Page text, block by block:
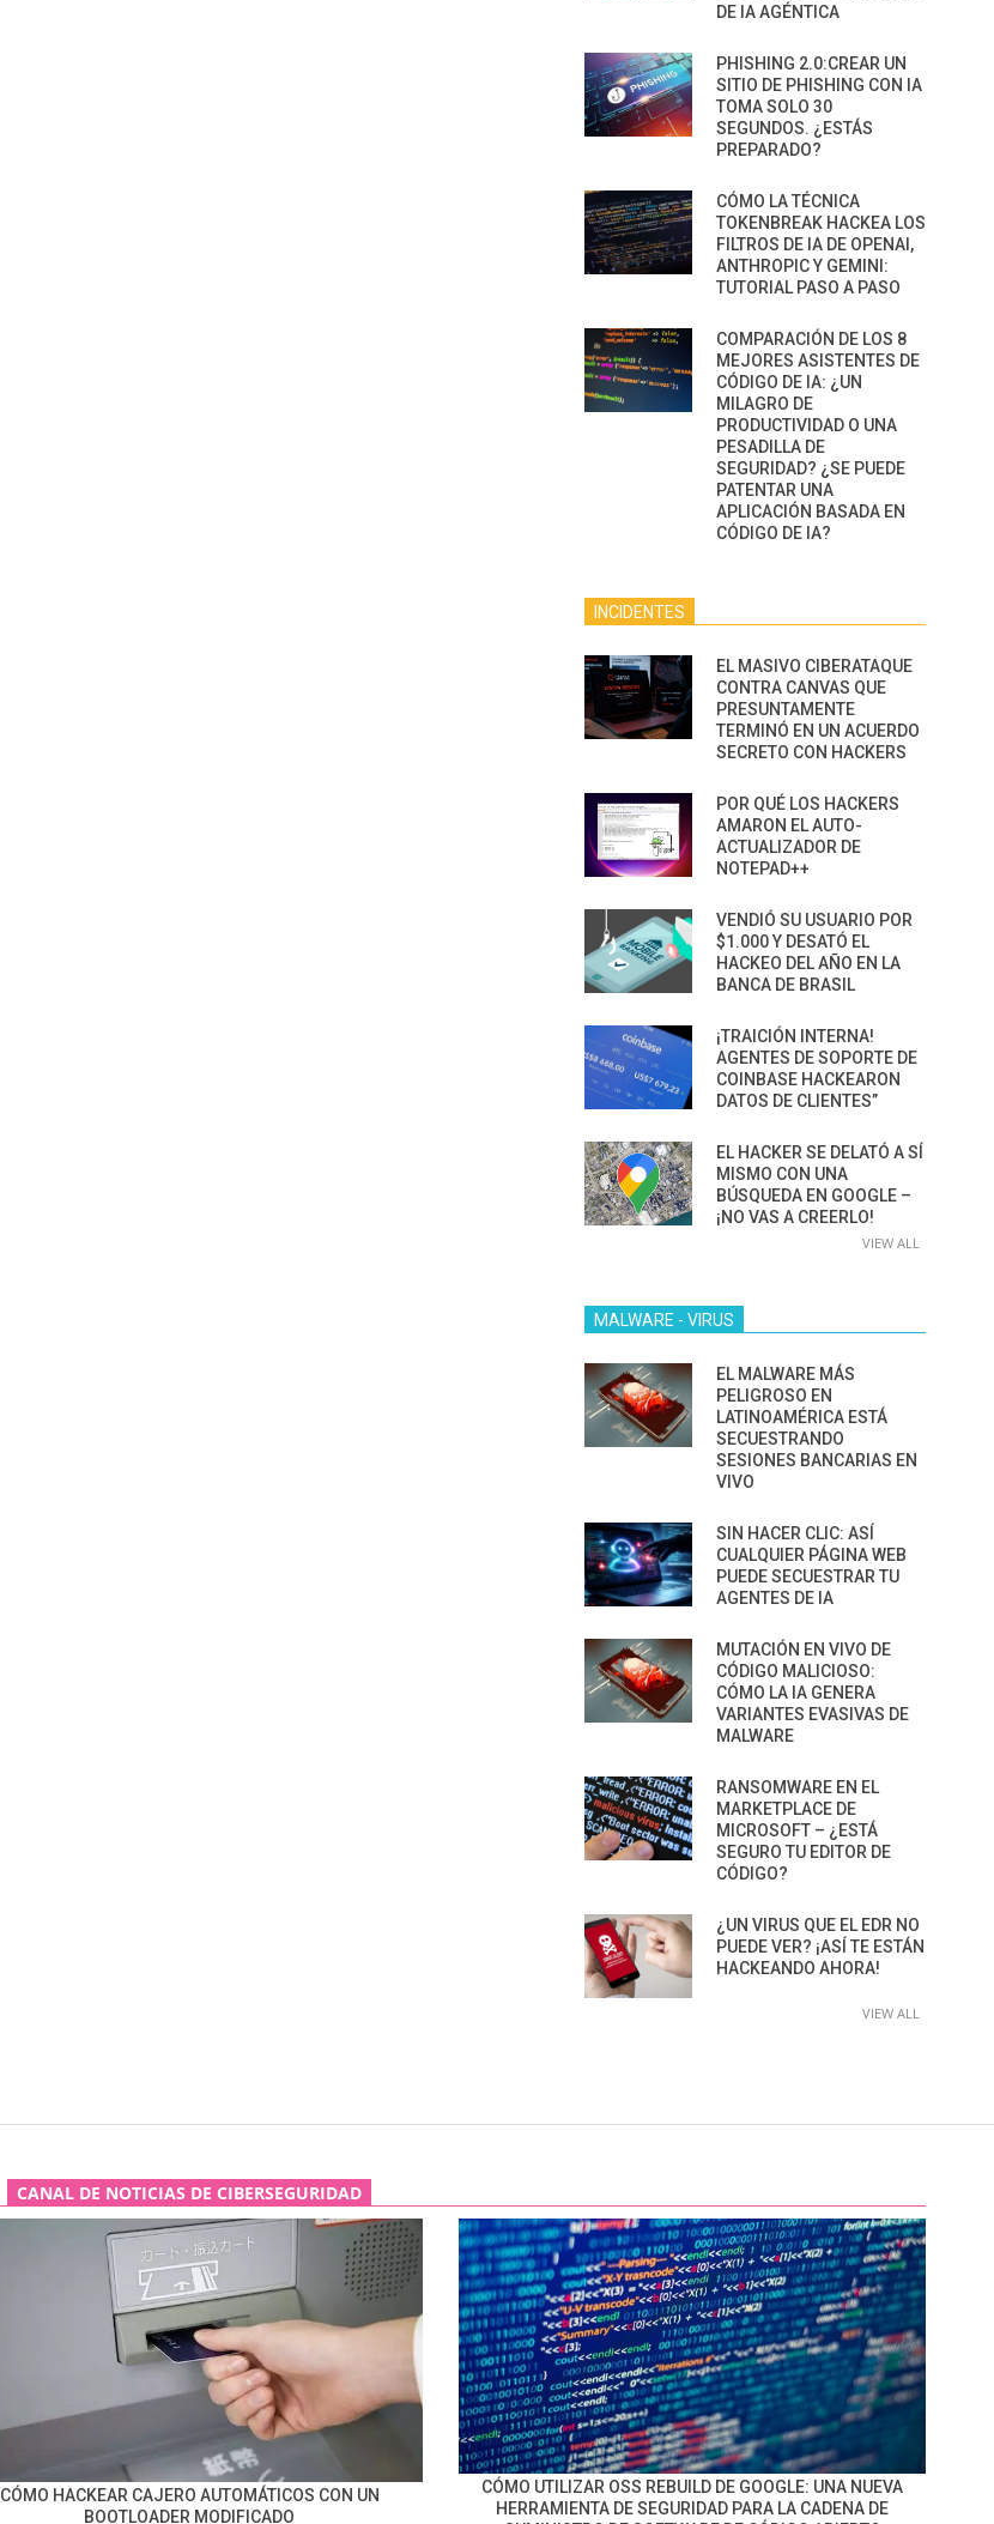
DE IA AGÉNTICA
PHISHING 2.0:CREAR UN
SITIO DE PHISHING CON IA
TOMA SOLO 30
SEGUNDOS. ¿ESTÁS
PREPARADO?
CÓMO LA TÉCNICA
TOKENBREAK HACKEA LOS
FILTROS DE IA DE OPENAI,
ANTHROPIC Y GEMINI:
TUTORIAL PASO A PASO
COMPARACIÓN DE LOS 8
MEJORES ASISTENTES DE
CÓDIGO DE IA: ¿UN
MILAGRO DE
PRODUCTIVIDAD O UNA
PESADILLA DE
SEGURIDAD? ¿SE PUEDE
PATENTAR UNA
APLICACIÓN BASADA EN
CÓDIGO DE IA?
INCIDENTES
EL MASIVO CIBERATAQUE
CONTRA CANVAS QUE
PRESUNTAMENTE
TERMINÓ EN UN ACUERDO
SECRETO CON HACKERS
POR QUÉ LOS HACKERS
AMARON EL AUTO-
ACTUALIZADOR DE
NOTEPAD++
VENDIÓ SU USUARIO POR
$1.000 Y DESATÓ EL
HACKEO DEL AÑO EN LA
BANCA DE BRASIL
¡TRAICIÓN INTERNA!
AGENTES DE SOPORTE DE
COINBASE HACKEARON
DATOS DE CLIENTES”
EL HACKER SE DELATÓ A SÍ
MISMO CON UNA
BÚSQUEDA EN GOOGLE –
¡NO VAS A CREERLO!
VIEW ALL
MALWARE - VIRUS
EL MALWARE MÁS
PELIGROSO EN
LATINOAMÉRICA ESTÁ
SECUESTRANDO
SESIONES BANCARIAS EN
VIVO
SIN HACER CLIC: ASÍ
CUALQUIER PÁGINA WEB
PUEDE SECUESTRAR TU
AGENTES DE IA
MUTACIÓN EN VIVO DE
CÓDIGO MALICIOSO:
CÓMO LA IA GENERA
VARIANTES EVASIVAS DE
MALWARE
RANSOMWARE EN EL
MARKETPLACE DE
MICROSOFT – ¿ESTÁ
SEGURO TU EDITOR DE
CÓDIGO?
¿UN VIRUS QUE EL EDR NO
PUEDE VER? ¡ASÍ TE ESTÁN
HACKEANDO AHORA!
VIEW ALL
CANAL DE NOTICIAS DE CIBERSEGURIDAD
CÓMO HACKEAR CAJERO AUTOMÁTICOS CON UN
BOOTLOADER MODIFICADO
CÓMO UTILIZAR OSS REBUILD DE GOOGLE: UNA NUEVA
HERRAMIENTA DE SEGURIDAD PARA LA CADENA DE